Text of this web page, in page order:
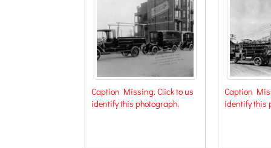
Caption Missing. Click to us
identify this photograph.
Caption
identify this